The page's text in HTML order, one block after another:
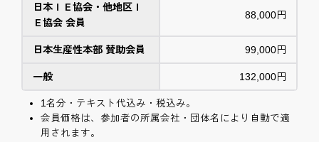
日本ＩＥ協会・他地区Ｉ
Ｅ協会 会員
88,000円
日本生産性本部 賛助会員 99,000円
一般 132,000円
1名分・テキスト代込み・税込み。
会員価格は、参加者の所属会社・団体名により自動で適
用されます。